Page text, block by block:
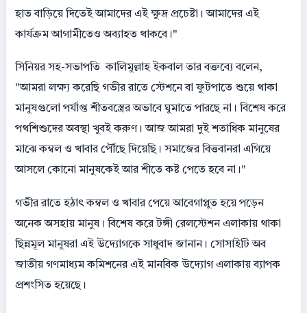
হাত বাড়িয়ে দিতেই আমাদের এই ক্ষুদ্র প্রচেষ্টা। আমাদের এই
কার্যক্রম আগামীতেও অব্যাহত থাকবে।"
​সিনিয়র সহ-সভাপতি কালিমুল্লাহ ইকবাল তার বক্তব্যে বলেন,
"আমরা লক্ষ্য করেছি গভীর রাতে স্টেশনে বা ফুটপাতে শুয়ে থাকা
মানুষগুলো পর্যাপ্ত শীতবস্ত্রের অভাবে ঘুমাতে পারছে না। বিশেষ করে
পথশিশুদের অবস্থা খুবই করুণ। আজ আমরা দুই শতাধিক মানুষের
মাঝে কম্বল ও খাবার পৌঁছে দিয়েছি। সমাজের বিত্তবানরা এগিয়ে
আসলে কোনো মানুষকেই আর শীতে কষ্ট পেতে হবে না।"
​গভীর রাতে হঠাৎ কম্বল ও খাবার পেয়ে আবেগাপ্লুত হয়ে পড়েন
অনেক অসহায় মানুষ। বিশেষ করে টঙ্গী রেলস্টেশন এলাকায় থাকা
ছিন্নমূল মানুষরা এই উদ্যোগকে সাধুবাদ জানান। সোসাইটি অব
জাতীয় গণমাধ্যম কমিশনের এই মানবিক উদ্যোগ এলাকায় ব্যাপক
প্রশংসিত হয়েছে।